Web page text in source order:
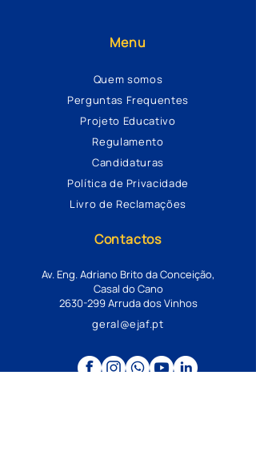
Menu
Quem somos
Perguntas Frequentes
Projeto Educativo
Regulamento
Candidaturas
Política de Privacidade
Livro de Reclamações
Contactos
Av. Eng. Adriano Brito da Conceição,
Casal do Cano
2630-299Arruda dos Vinhos
geral@ejaf.pt